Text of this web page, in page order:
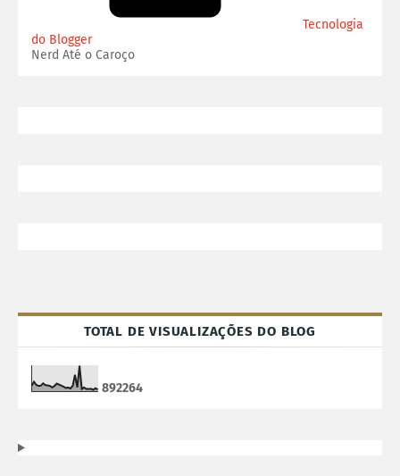
Tecnologia
do Blogger
Nerd Até o Caroço
TOTAL DE VISUALIZAÇÕES DO BLOG
892264